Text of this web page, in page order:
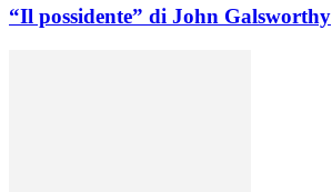
“Il possidente” di John Galsworthy